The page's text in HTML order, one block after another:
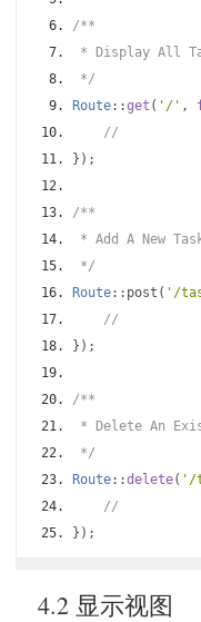
/**
* Display All
*/
Route::get ( '/' ,
//
});
/**
* Add A New
*/
Route:: post ( '/
//
});
/**
* Delete An
*/
Route::delete( '/
//
});
4.2 显示视图